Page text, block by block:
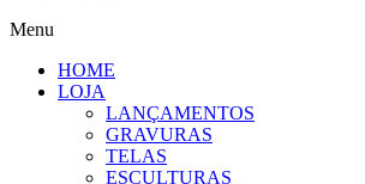
Menu
HOME
LOJA
LANÇAMENTOS
GRAVURAS
TELAS
ESCULTURAS